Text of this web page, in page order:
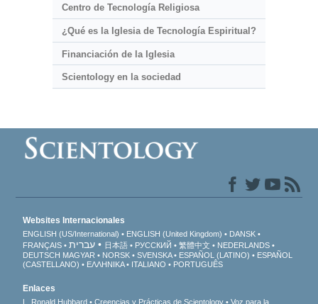
Centro de Tecnología Religiosa
¿Qué es la Iglesia de Tecnología Espiritual?
Financiación de la Iglesia
Scientology en la sociedad
Websites Internacionales
ENGLISH (US/International) ENGLISH (United Kingdom)
DANSK
FRANÇAIS
עברית 日本語 РУССКИЙ 繁體中文
NEDERLANDS
DEUTSCH MAGYAR NORSK SVENSKA ESPAÑOL (LATINO)
ESPAÑOL
(CASTELLANO)
ΕΛΛΗΝΙΚA ITALIANO PORTUGUÊS
Enlaces
L. Ronald Hubbard Creencias y Prácticas de Scientology Voz para la